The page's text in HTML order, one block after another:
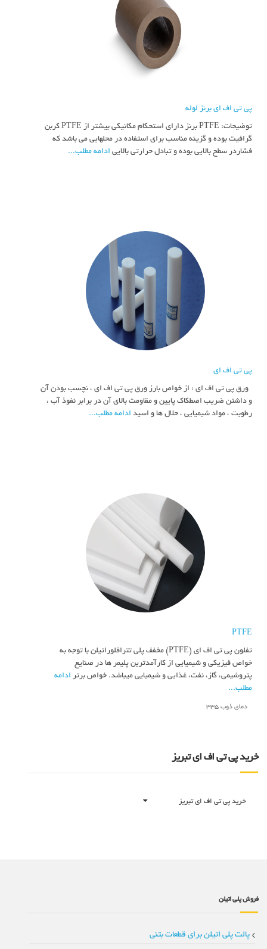
پی تی اف ای برنز لوله
توضیحات: PTFE برنز دارای استحکام مکانیکی بیشتر از PTFE کربن
گرافیت بوده و گزینه مناسب برای استفاده در محلهایی می باشد که
فشاردر سطح بالایی بوده و تبادل حرارتی بالایی ادامه مطلب...
پی تی اف ای
ورق پی تی اف ای : از خواص بارز ورق پی تی اف ای ، نچسب بودن آن
و داشتن ضریب اصطکاک پایین و مقاومت بالای آن در برابر نفوذ آب ،
رطوبت ، مواد شیمیایی ، حلال ها و اسید ادامه مطلب...
PTFE
تفلون پی تی اف ای (PTFE) مخفف پلی تترافلوراتیلن با توجه به
خواص فیزیکی و شیمیایی از کارآمدترین پلیمر ها در صنایع
پتروشیمی، گاز، نفت، غذایی و شیمیایی میباشد. خواص برتر ادامه
مطلب...
دمای ذوب 335
خرید پی تی اف ای تبریز
خرید پی تی اف ای تبریز
فروش پلی اتیلن
پالت پلی اتیلن برای قطعات بتنی